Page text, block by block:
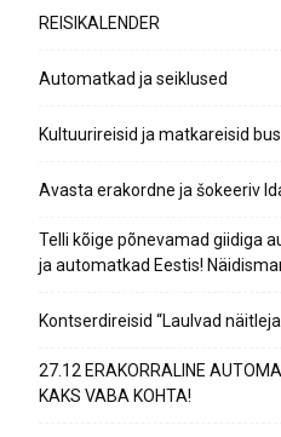
REISIKALENDER
Automatkad ja seiklused
Kultuurireisid ja matkareisid
Avasta erakordne ja šokeeriv
Telli kõige põnevamad giidiga
ja automatkad Eestis!
Kontserdireisid “Laulvad
27.12 ERAKORRALINE
KAKS VABA KOHTA!